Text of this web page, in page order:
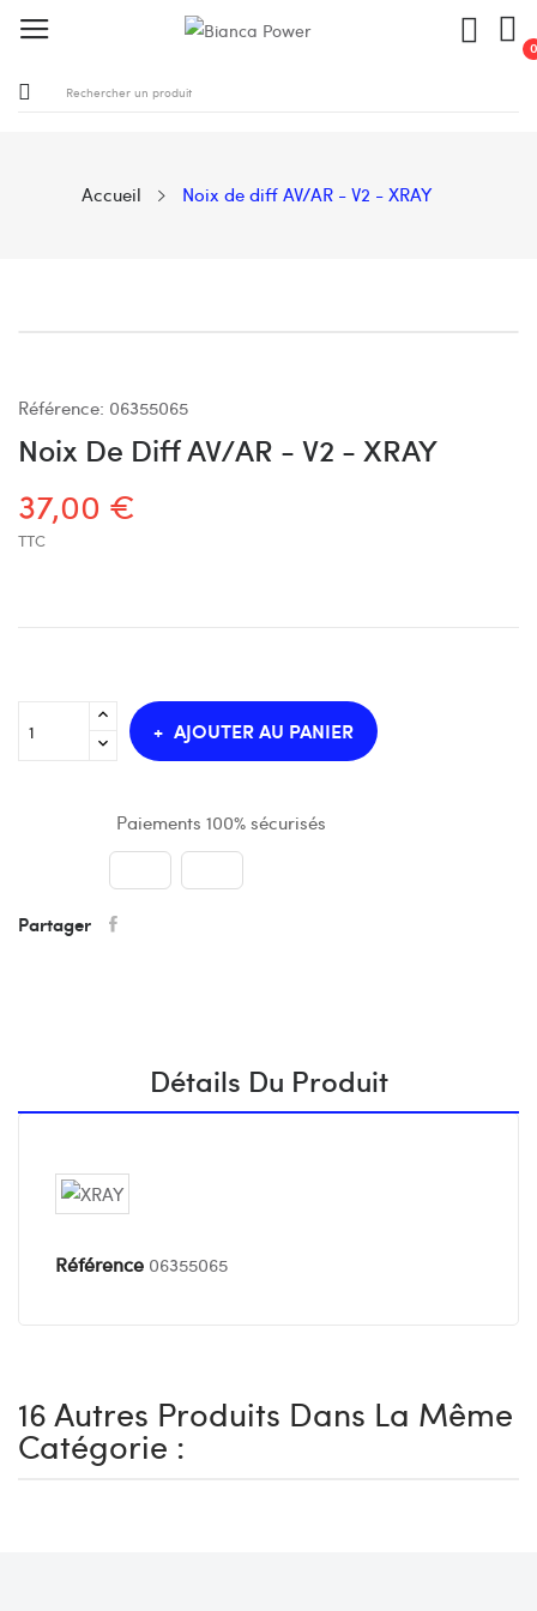
0
Accueil Noix de diff AV/AR - V2 - XRAY
Référence: 06355065
Noix De Diff AV/AR - V2 - XRAY
37,00 €
TTC
AJOUTER AU PANIER
Paiements 100% sécurisés
Partager
Détails Du Produit
Référence 06355065
16 Autres Produits Dans La Même
Catégorie :